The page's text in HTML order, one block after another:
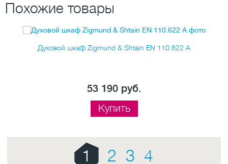
Похожие товары
Духовой шкаф Zigmund & Shtain EN 110.622 A
53 190 руб.
Купить
1 2 3 4